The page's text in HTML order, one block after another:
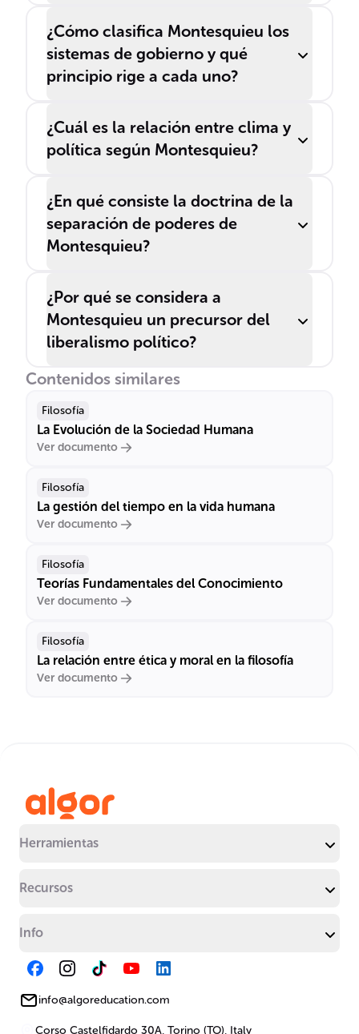
¿Cómo clasifica Montesquieu los
sistemas de gobierno y qué
principio rige a cada uno?
¿Cuál es la relación entre clima y
política según Montesquieu?
¿En qué consiste la doctrina de la
separación de poderes de
Montesquieu?
¿Por qué se considera a
Montesquieu un precursor del
liberalismo político?
Contenidos similares
Filosofía
La Evolución de la Sociedad Humana
Ver documento
Filosofía
La gestión del tiempo en la vida humana
Ver documento
Filosofía
Teorías Fundamentales del Conocimiento
Ver documento
Filosofía
La relación entre ética y moral en la filosofía
Ver documento
Herramientas
Recursos
Info
info@algoreducation.com
Corso Castelfidardo 30A, Torino (TO), Italy